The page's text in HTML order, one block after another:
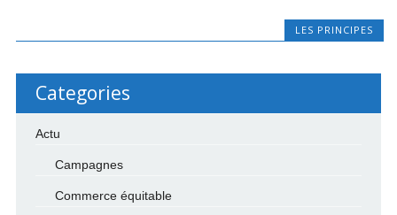
LES PRINCIPES
Categories
Actu
Campagnes
Commerce équitable